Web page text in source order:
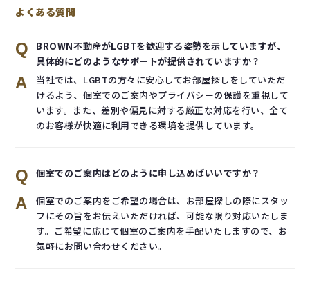
よくある質問
Q
BROWN不動産がLGBTを歓迎する姿勢を示していますが、
具体的にどのようなサポートが提供されていますか？
A
当社では、LGBTの方々に安心してお部屋探しをしていただ
けるよう、個室でのご案内やプライバシーの保護を重視して
います。また、差別や偏見に対する厳正な対応を行い、全て
のお客様が快適に利用できる環境を提供しています。
Q 個室でのご案内はどのように申し込めばいいですか？
A
個室でのご案内をご希望の場合は、お部屋探しの際にスタッ
フにその旨をお伝えいただければ、可能な限り対応いたしま
す。ご希望に応じて個室のご案内を手配いたしますので、お
気軽にお問い合わせください。